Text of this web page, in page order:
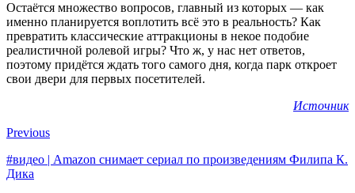
Остаётся множество вопросов, главный из которых — как
именно планируется воплотить всё это в реальность? Как
превратить классические аттракционы в некое подобие
реалистичной ролевой игры? Что ж, у нас нет ответов,
поэтому придётся ждать того самого дня, когда парк откроет
свои двери для первых посетителей.
Источник
Previous
#видео | Amazon снимает сериал по произведениям Филипа К.
Дика